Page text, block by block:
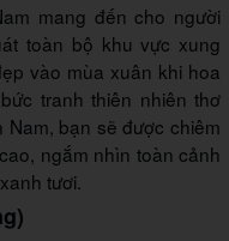
mang đến cho người
toàn bộ khu vực xung
vào mùa xuân khi hoa
tranh thiên nhiên thơ
Nam, bạn sẽ được chiêm
ngắm nhìn toàn cảnh
tươi.